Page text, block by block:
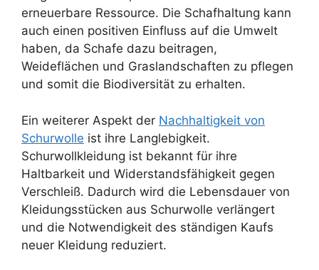
erneuerbare Ressource. Die Schafhaltung kann
auch einen positiven Einfluss auf die Umwelt
haben, da Schafe dazu beitragen,
Weideflächen und Graslandschaften zu pflegen
und somit die Biodiversität zu erhalten.
Ein weiterer Aspekt der Nachhaltigkeit von
Schurwolle ist ihre Langlebigkeit.
Schurwollkleidung ist bekannt für ihre
Haltbarkeit und Widerstandsfähigkeit gegen
Verschleiß. Dadurch wird die Lebensdauer von
Kleidungsstücken aus Schurwolle verlängert
und die Notwendigkeit des ständigen Kaufs
neuer Kleidung reduziert.